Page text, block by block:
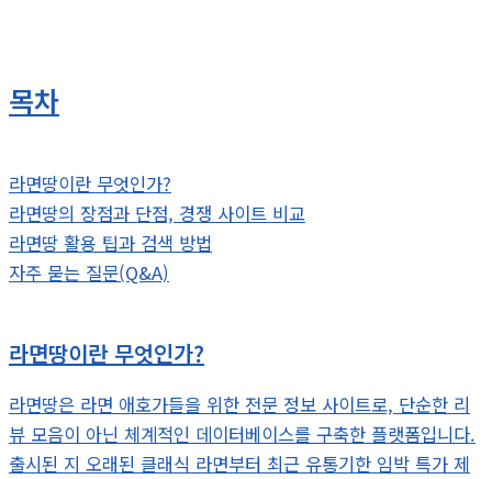
목차
라면땅이란 무엇인가?
라면땅의 장점과 단점, 경쟁 사이트 비교
라면땅 활용 팁과 검색 방법
자주 묻는 질문(Q&A)
라면땅이란 무엇인가?
라면땅은 라면 애호가들을 위한 전문 정보 사이트로, 단순한 리
뷰 모음이 아닌 체계적인 데이터베이스를 구축한 플랫폼입니다.
출시된 지 오래된 클래식 라면부터 최근 유통기한 임박 특가 제